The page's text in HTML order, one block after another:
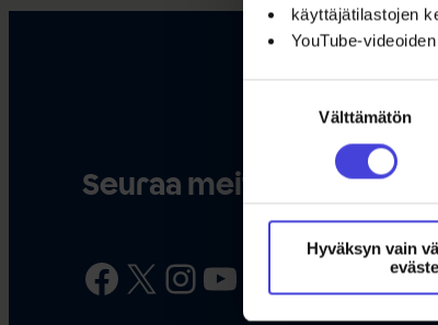
käyttäjätilastojen
YouTube-
Välttämätön
Hyväksyn vain
Seuraa meitä somessa
Facebook X InstagramYouTube